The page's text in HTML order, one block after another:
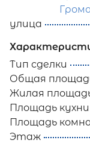
улица
Тип сделки
Общая
Жилая
Площадь кухни
Площадь
Этаж